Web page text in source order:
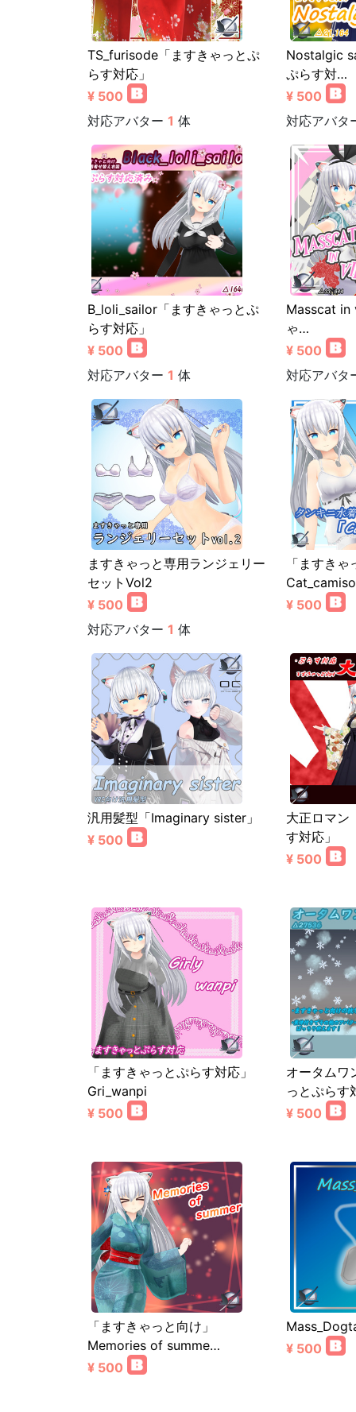
TS_furisode「ますきゃっとぷ
らす対応」
¥ 500
対応アバター 1 体
Nostalgic
ぷらす対…
¥ 500
対応アバタ
B_loli_sailor「ますきゃっとぷ
らす対応」
¥ 500
対応アバター 1 体
Masscat in
ゃ…
¥ 500
対応アバタ
ますきゃっと専用ランジェリー
セットVol2
¥ 500
対応アバター 1 体
「ますき
¥ 500
汎用髪型「Imaginary sister」
¥ 500
大正ロマン
す対応」
¥ 500
「ますきゃっとぷらす対応」
Gri_wanpi
¥ 500
オータムワ
っとぷらす
¥ 500
「ますきゃっと向け」
Memories of summe…
¥ 500
¥ 500